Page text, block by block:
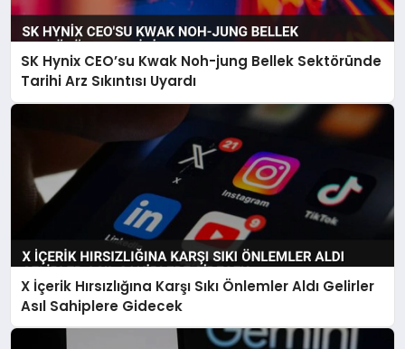
SK Hynix CEO’su Kwak Noh-jung Bellek Sektöründe
Tarihi Arz Sıkıntısı Uyardı
X İçerik Hırsızlığına Karşı Sıkı Önlemler Aldı Gelirler
Asıl Sahiplere Gidecek